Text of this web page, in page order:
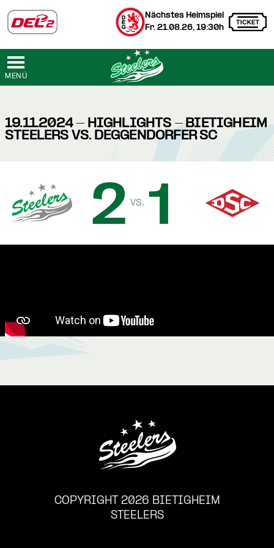
Nächstes Heimspiel
Fr. 21.08.26, 19:30h
MENÜ
19.11.2024 - HIGHLIGHTS - BIETIGHEIM
STEELERS VS. DEGGENDORFER SC
2 vs. 1
COPYRIGHT 2026 BIETIGHEIM
STEELERS